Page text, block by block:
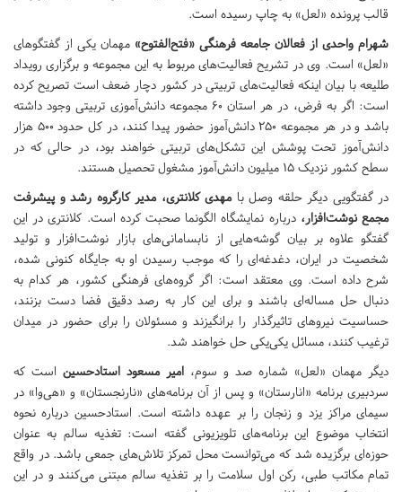
قالب پرونده «لعل» به چاپ رسیده است.
شهرام واحدی از فعالان جامعه فرهنگی «فتح‌الفتوح» مهمان یکی از گفتگوهای
«لعل» است. وی در تشریح فعالیت‌های مربوط به این مجموعه و برگزاری رویداد
طلیعه با بیان اینکه فعالیت‌های تربیتی در کشور دچار ضعف است تصریح کرده
است: اگر به فرض، در هر استان 60 مجموعه دانش‌آموزی تربیتی وجود داشته
باشد و در هر مجموعه 250 دانش‌آموز حضور پیدا کنند، در کل حدود 500 هزار
دانش‌آموز تحت پوشش این تشکل‌های تربیتی خواهند بود، در حالی که در
سطح کشور نزدیک 15 میلیون دانش‌آموز مشغول تحصیل هستند.
در گفتگویی دیگر حلقه وصل بامهدی کلانتری، مدیر کارگروه رشد و پیشرفت
مجمع نوشت‌افزار،درباره نمایشگاه الگونما صحبت کرده است. کلانتری در این
گفتگو علاوه بر بیان گوشه‌هایی از نابسامانی‌های بازار نوشت‌افزار و تولید
شخصیت در ایران، دغدغه‌ای را که موجب رسیدن او به جایگاه کنونی شده،
شرح داده است. وی معتقد است: اگر گروه‌های فرهنگی کشور، هر کدام به
دنبال حل مساله‌ای باشند و برای این کار به رصد دقیق فضا دست بزنند،
حساسیت نیروهای تاثیرگذار را برانگیزند و مسئولان را برای حضور در میدان
ترغیب کنند، مسائل یکی‌یکی حل خواهند شد.
دیگر مهمان «لعل» شماره صد و سوم، امیر مسعود استادحسین است که
سردبیری برنامه «انارستان» و پس از آن برنامه‌های «نارنجستان» و «هی‌وا» در
سیمای مراکز یزد و زنجان را بر عهده داشته است. استادحسین درباره نحوه
انتخاب موضوع این برنامه‌های تلویزیونی گفته است: تغذیه سالم به عنوان
حوزه‌ای برگزیده شد که می‌توانست محل تمرکز تلاش‌های جمعی باشد. در واقع
تمام مکاتب طبی، رکن اول سلامت را بر تغذیه سالم مبتنی می‌کنند و در این